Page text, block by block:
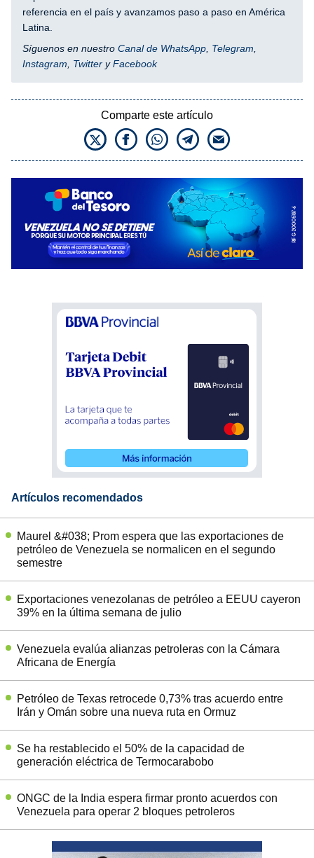
referencia en el país y avanzamos paso a paso en América
Latina.
Síguenos en nuestro Canal de WhatsApp, Telegram,
Instagram, Twitter yFacebook
Comparte este artículo
Artículos recomendados
Maurel &#038; Prom espera que las exportaciones de
petróleo de Venezuela se normalicen en el segundo
semestre
Exportaciones venezolanas de petróleo a EEUU cayeron
39% en la última semana de julio
Venezuela evalúa alianzas petroleras con la Cámara
Africana de Energía
Petróleo de Texas retrocede 0,73% tras acuerdo entre
Irán y Omán sobre una nueva ruta en Ormuz
Se ha restablecido el 50% de la capacidad de
generación eléctrica de Termocarabobo
ONGC de la India espera firmar pronto acuerdos con
Venezuela para operar 2 bloques petroleros